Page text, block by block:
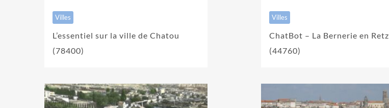
Villes
L’essentiel sur la ville de Chatou
(78400)
Villes
ChatBot – La Bernerie en Retz
(44760)